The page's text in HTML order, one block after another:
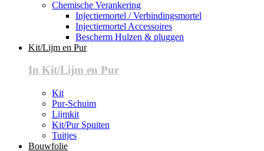
Chemische Verankering
Injectiemortel / Verbindingsmortel
Injectiemortel Accessoires
Bescherm Hulzen & pluggen
Kit/Lijm en Pur
In Kit/Lijm en Pur
Kit
Pur-Schuim
Lijmkit
Kit/Pur Spuiten
Tuitjes
Bouwfolie